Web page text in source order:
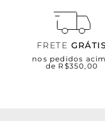
FRETE GRÁTIS
nos pedidos
de R$350,00